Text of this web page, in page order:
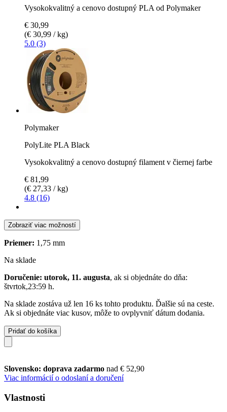
Vysokokvalitný a cenovo dostupný PLA od Polymaker
€ 30,99
(€ 30,99 / kg)
5.0 (3)
Polymaker
PolyLite PLA Black
Vysokokvalitný a cenovo dostupný filament v čiernej farbe
€ 81,99
(€ 27,33 / kg)
4.8 (16)
Zobraziť viac možností
Priemer: 1,75 mm
Na sklade
Doručenie: utorok, 11. augusta, ak si objednáte do dňa:
štvrtok,23:59 h.
Na sklade zostáva už len 16 ks tohto produktu. Ďalšie sú na ceste.
Ak si objednáte viac kusov, môže to ovplyvniť dátum dodania.
Pridať do košíka
Slovensko: doprava zadarmo nad € 52,90
Viac informácií o odoslaní a doručení
Vlastnosti